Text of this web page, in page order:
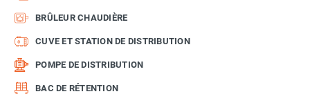
BRÛLEUR CHAUDIÈRE
CUVE ET STATION DE DISTRIBUTION
POMPE DE DISTRIBUTION
BAC DE RÉTENTION